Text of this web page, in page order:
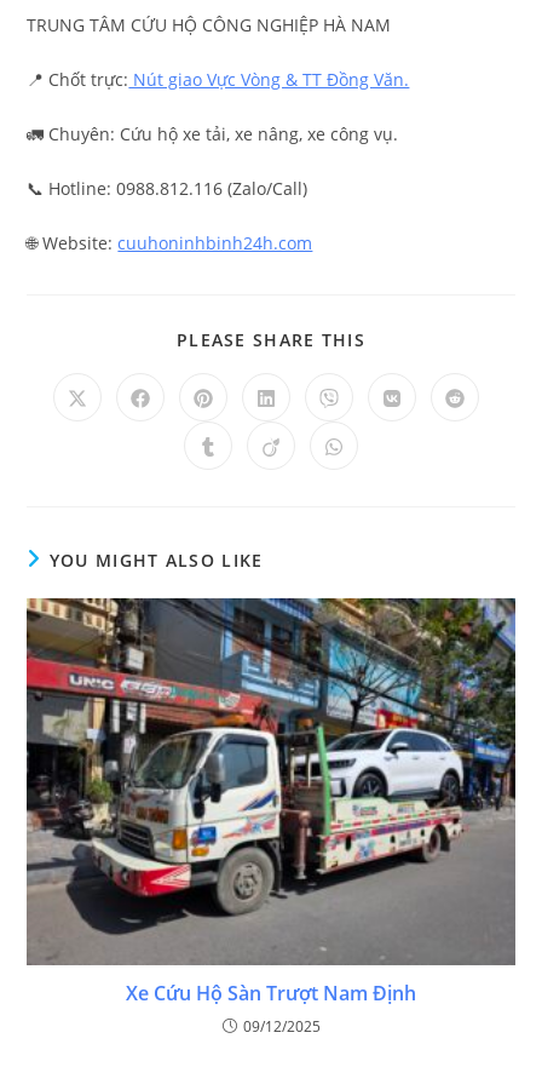
TRUNG TÂM CỨU HỘ CÔNG NGHIỆP HÀ NAM
📍 Chốt trực: Nút giao Vực Vòng & TT Đồng Văn.
🚛 Chuyên: Cứu hộ xe tải, xe nâng, xe công vụ.
📞 Hotline: 0988.812.116 (Zalo/Call)
🌐 Website:cuuhoninhbinh24h.com
PLEASE SHARE THIS
YOU MIGHT ALSO LIKE
Xe Cứu Hộ Sàn Trượt Nam Định
09/12/2025